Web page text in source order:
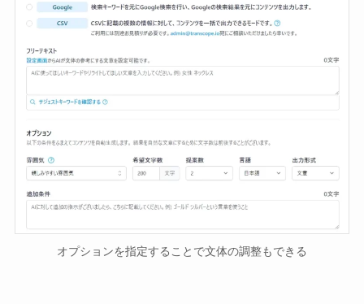
オプションを指定することで文体の調整もできる